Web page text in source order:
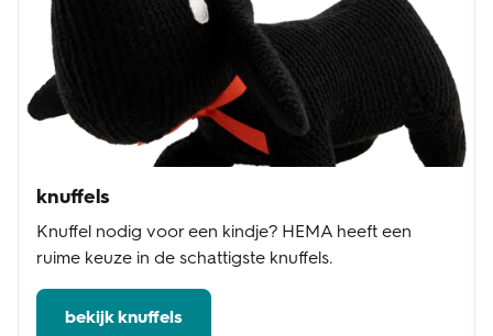
knuffels
Knuffel nodig voor een kindje? HEMA heeft een
ruime keuze in de schattigste knuffels.
bekijk knuffels